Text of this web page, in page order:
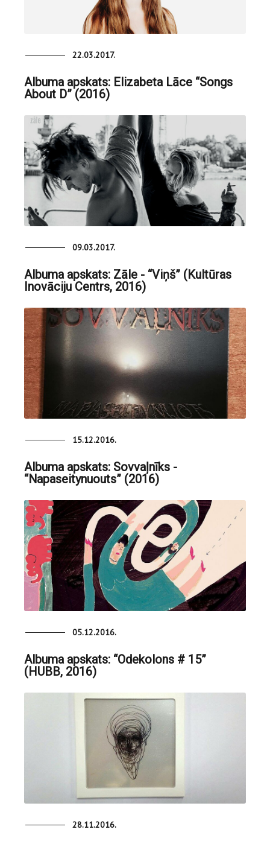
22.03.2017.
Albuma apskats: Elizabeta Lāce “Songs
About D” (2016)
09.03.2017.
Albuma apskats: Zāle - “Viņš” (Kultūras
Inovāciju Centrs, 2016)
15.12.2016.
Albuma apskats: Sovvaļnīks -
“Napaseitynuouts” (2016)
05.12.2016.
Albuma apskats: “Odekolons # 15”
(HUBB, 2016)
28.11.2016.